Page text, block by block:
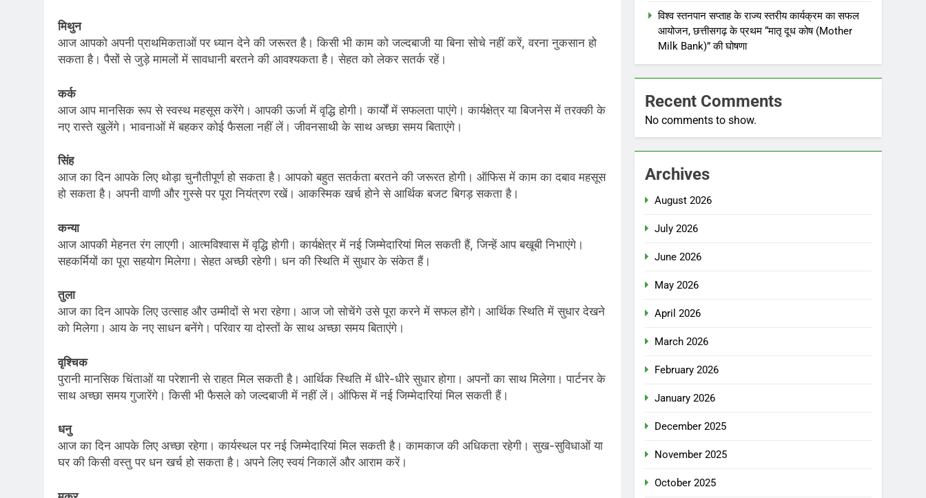
मिथुन
आज आपको अपनी प्राथमिकताओं पर ध्यान देने की जरूरत है। किसी भी काम को जल्दबाजी या बिना सोचे नहीं करें, वरना नुकसान हो
सकता है। पैसों से जुड़े मामलों में सावधानी बरतने की आवश्यकता है। सेहत को लेकर सतर्क रहें।
कर्क
आज आप मानसिक रूप से स्वस्थ महसूस करेंगे। आपकी ऊर्जा में वृद्धि होगी। कार्यों में सफलता पाएंगे। कार्यक्षेत्र या बिजनेस में तरक्की के
नए रास्ते खुलेंगे। भावनाओं में बहकर कोई फैसला नहीं लें। जीवनसाथी के साथ अच्छा समय बिताएंगे।
सिंह
आज का दिन आपके लिए थोड़ा चुनौतीपूर्ण हो सकता है। आपको बहुत सतर्कता बरतने की जरूरत होगी। ऑफिस में काम का दबाव महसूस
हो सकता है। अपनी वाणी और गुस्से पर पूरा नियंत्रण रखें। आकस्मिक खर्च होने से आर्थिक बजट बिगड़ सकता है।
कन्या
आज आपकी मेहनत रंग लाएगी। आत्मविश्वास में वृद्धि होगी। कार्यक्षेत्र में नई जिम्मेदारियां मिल सकती हैं, जिन्हें आप बखूबी निभाएंगे।
सहकर्मियों का पूरा सहयोग मिलेगा। सेहत अच्छी रहेगी। धन की स्थिति में सुधार के संकेत हैं।
तुला
आज का दिन आपके लिए उत्साह और उम्मीदों से भरा रहेगा। आज जो सोचेंगे उसे पूरा करने में सफल होंगे। आर्थिक स्थिति में सुधार देखने
को मिलेगा। आय के नए साधन बनेंगे। परिवार या दोस्तों के साथ अच्छा समय बिताएंगे।
वृश्चिक
पुरानी मानसिक चिंताओं या परेशानी से राहत मिल सकती है। आर्थिक स्थिति में धीरे-धीरे सुधार होगा। अपनों का साथ मिलेगा। पार्टनर के
साथ अच्छा समय गुजारेंगे। किसी भी फैसले को जल्दबाजी में नहीं लें। ऑफिस में नई जिम्मेदारियां मिल सकती हैं।
धनु
आज का दिन आपके लिए अच्छा रहेगा। कार्यस्थल पर नई जिम्मेदारियां मिल सकती है। कामकाज की अधिकता रहेगी। सुख-सुविधाओं या
घर की किसी वस्तु पर धन खर्च हो सकता है। अपने लिए स्वयं निकालें और आराम करें।
विश्व स्तनपान सप्ताह के राज्य स्तरीय कार्यक्रम का सफल
आयोजन, छत्तीसगढ़ के प्रथम “मातृ दूध कोष (Mother
Milk Bank)” की घोषणा
Recent Comments
No comments to show.
Archives
August 2026
July 2026
June 2026
May 2026
April 2026
March 2026
February 2026
January 2026
December 2025
November 2025
October 2025